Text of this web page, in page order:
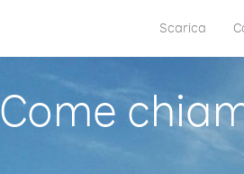
Scarica
Come